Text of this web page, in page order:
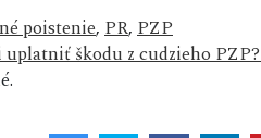
poistenie,PR,PZP
škodu z cudzieho